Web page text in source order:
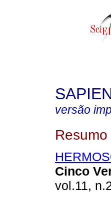
versão
Resumo
Cinco
vol.11,